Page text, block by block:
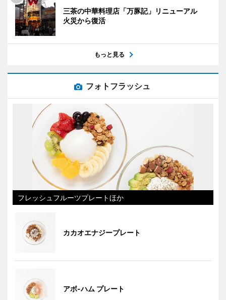
三茶の中華料理店「万豚記」リニューアル
火災から復活
もっと見る
フォトフラッシュ
フレッシュフルーツプレートほか
カカオエナジープレート
アボ-ハム プレート